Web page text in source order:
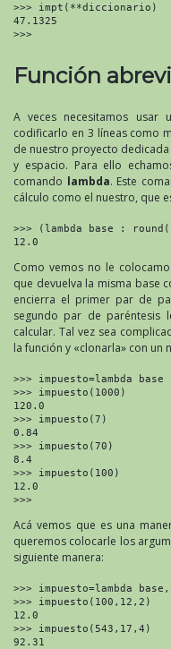
>>> impt(**diccionario)
47.1325
>>>
Función
A veces necesitamos usar
codificarlo en 3 líneas como
de nuestro proyecto
y espacio. Para ello
comando lambda. Este
cálculo como el nuestro, que
>>> (lambda base :
12.0
Como vemos no le
que devuelva la misma base
encierra el primer par de
segundo par de paréntesis
calcular. Tal vez sea
la función y «clonarla» con un
>>> impuesto=lambda
>>> impuesto(1000)
120.0
>>> impuesto(7)
0.84
>>> impuesto(70)
8.4
>>> impuesto(100)
12.0
>>>
Acá vemos que es una
queremos colocarle los
siguiente manera:
>>> impuesto=lambda
>>> impuesto(100,12,2)
12.0
>>> impuesto(543,17,4)
92.31